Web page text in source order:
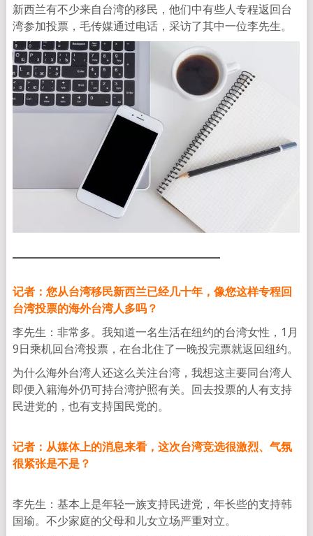
新西兰有不少来自台湾的移民，他们中有些人专程返回台
湾参加投票，毛传媒通过电话，采访了其中一位李先生。
记者：您从台湾移民新西兰已经几十年，像您这样专程回
台湾投票的海外台湾人多吗？
李先生：非常多。我知道一名生活在纽约的台湾女性，1月
9日乘机回台湾投票，在台北住了一晚投完票就返回纽约。
为什么海外台湾人还这么关注台湾，我想这主要同台湾人
即便入籍海外仍可持台湾护照有关。回去投票的人有支持
民进党的，也有支持国民党的。
记者：从媒体上的消息来看，这次台湾竞选很激烈、气氛
很紧张是不是？
李先生：基本上是年轻一族支持民进党，年长些的支持韩
国瑜。不少家庭的父母和儿女立场严重对立。